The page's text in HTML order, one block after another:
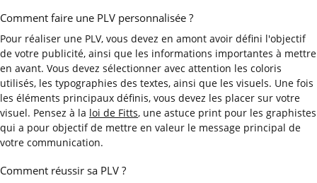
Comment faire une PLV personnalisée ?
Pour réaliser une PLV, vous devez en amont avoir défini l'objectif
de votre publicité, ainsi que les informations importantes à mettre
en avant. Vous devez sélectionner avec attention les coloris
utilisés, les typographies des textes, ainsi que les visuels. Une fois
les éléments principaux définis, vous devez les placer sur votre
visuel. Pensez à la loi de Fitts, une astuce print pour les graphistes
qui a pour objectif de mettre en valeur le message principal de
votre communication.
Comment réussir sa PLV ?